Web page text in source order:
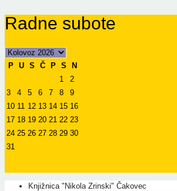
Radne subote
P U S Č P S
N
1
2
3
4 5 6 7 8
9
10 11 12 13 14 15 16
17 18 19 20 21 22 23
24 25 26 27 28 29 30
31
Knjižnica "Nikola Zrinski" Čakovec